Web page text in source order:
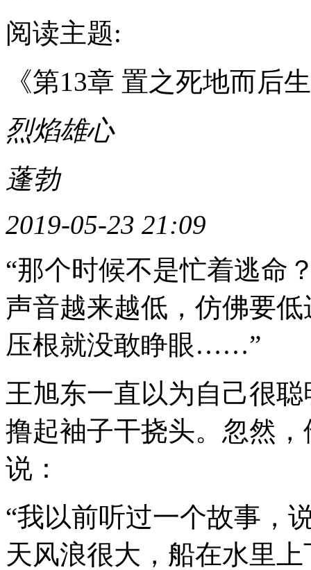
阅读主题:
《第13章 置之死地而后
烈焰雄心
蓬勃
2019-05-23 21:09
“那个时候不是忙着逃命
声音越来越低，仿佛要
压根就没敢睁眼……”
王旭东一直以为自己很
撸起袖子干挠头。忽然
说：
“我以前听过一个故事，
天风浪很大，船在水里